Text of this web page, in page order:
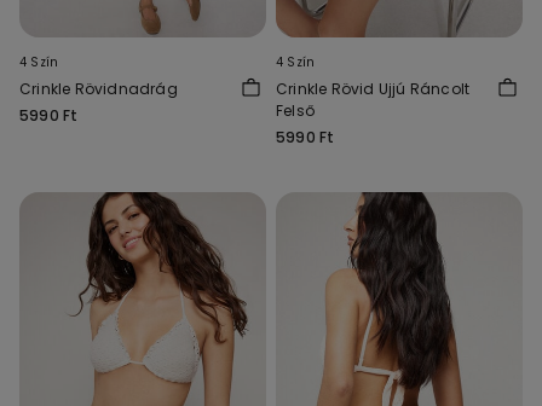
4 Szín
Crinkle Rövidnadrág
5990 Ft
4 Szín
Crinkle Rövid Ujjú Ráncolt
Felső
5990 Ft